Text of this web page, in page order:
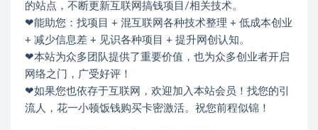
的站点，不断更新互联网搞钱项目/相关技术。
❤能助您：找项目 + 混互联网各种技术整理 + 低成本创业
+ 减少信息差 + 见识各种项目 + 提升网创认知。
❤本站为众多团队提供了重要价值，也为众多创业者开启
网络之门，广受好评！
❤如果您也依存于互联网，欢迎加入本站会员！找您的引
流人，花一小顿饭钱购买卡密激活。祝您前程似锦！